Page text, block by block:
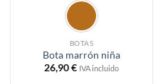
BOTAS
Bota marrón niña
26,90€ IVA incluido